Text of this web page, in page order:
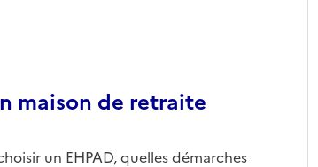
maison de retraite
un EHPAD, quelles démarches